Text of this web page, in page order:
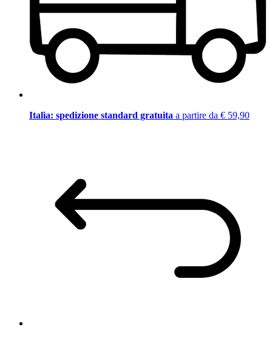
Italia: spedizione standard gratuita a partire da € 59,90